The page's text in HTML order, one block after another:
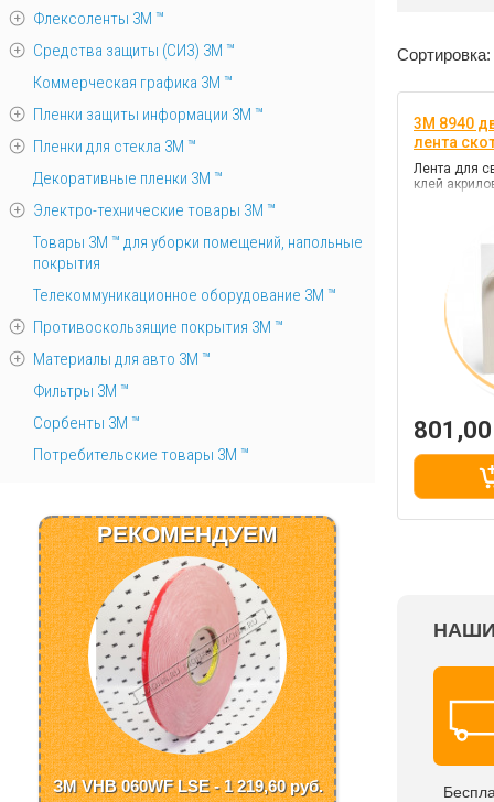
Сортировка:
3M 8940
лента
Лента для
клей
Флексоленты 3М ™
Средства защиты (СИЗ) 3M ™
Коммерческая графика 3М ™
Пленки защиты информации 3М ™
Пленки для стекла 3М ™
Декоративные пленки 3М ™
Электро-технические товары 3М ™
Товары 3М ™ для уборки помещений, напольные
покрытия
Телекоммуникационное оборудование 3М ™
Противоскользящие покрытия 3М ™
Материалы для авто 3М ™
Фильтры 3М ™
Сорбенты 3М ™
Потребительские товары 3М ™
РЕКОМЕНДУЕМ
ЗМ VHB 060WF LSE - 1 219,60руб.